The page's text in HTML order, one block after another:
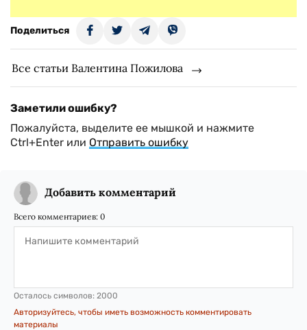
Поделиться
Все статьи Валентина Пожилова
Заметили ошибку?
Пожалуйста, выделите ее мышкой и нажмите
Ctrl+Enter или Отправить ошибку
Добавить комментарий
Всего комментариев: 0
Осталось символов: 2000
Авторизуйтесь, чтобы иметь возможность комментировать
материалы